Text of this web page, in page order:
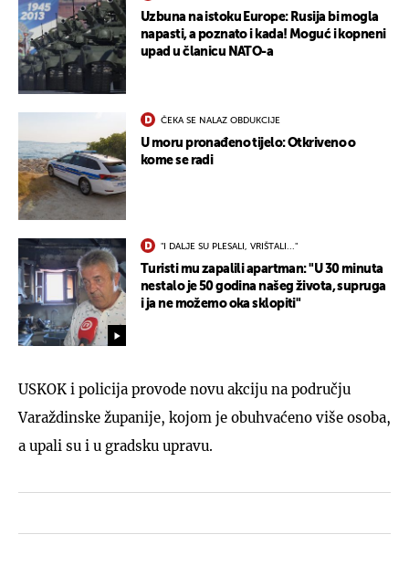
Uzbuna na istoku Europe: Rusija bi mogla
napasti, a poznato i kada! Moguć i kopneni
upad u članicu NATO-a
ČEKA SE NALAZ OBDUKCIJE
U moru pronađeno tijelo: Otkriveno o
kome se radi
"I DALJE SU PLESALI, VRIŠTALI..."
Turisti mu zapalili apartman: "U 30 minuta
nestalo je 50 godina našeg života, supruga
i ja ne možemo oka sklopiti"
USKOK i policija provode novu akciju na području
Varaždinske županije, kojom je obuhvaćeno više osoba,
a upali su i u gradsku upravu.